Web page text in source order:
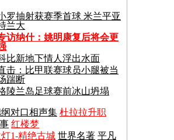
罗抽射获赛季首球 米兰平亚
兰大
访纳什：姚明康复后将会更
比新地下情人浮出水面
击：比甲联赛球员小腿被当
踹断
陵兰岛足球赛前冰山坍塌
对口相声集 杜拉拉升职
红楼梦
灯1-精绝古城 世界名著 平凡